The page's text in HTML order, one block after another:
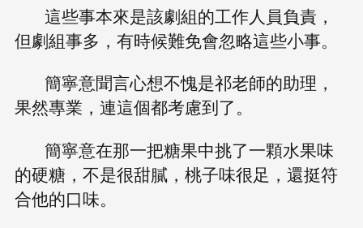
這些事本來是該劇組的工作人員負責，
但劇組事多，有時候難免會忽略這些小事。
簡寧意聞言心想不愧是祁老師的助理，
果然專業，連這個都考慮到了。
簡寧意在那一把糖果中挑了一顆水果味
的硬糖，不是很甜膩，桃子味很足，還挺符
合他的口味。